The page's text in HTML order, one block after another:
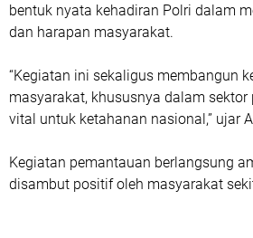
bentuk nyata kehadiran Polri dalam
dan harapan masyarakat.
“Kegiatan ini sekaligus membangun
masyarakat, khususnya dalam
vital untuk ketahanan nasional,” ujar
Kegiatan pemantauan berlangsung
disambut positif oleh masyarakat